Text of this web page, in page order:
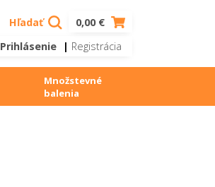
Hľadať
0,00 €
Prihlásenie
| Registrácia
Množstevné
balenia